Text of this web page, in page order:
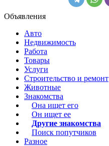
Объявления
Авто
Недвижимость
Работа
Товары
Услуги
Строительство и ремонт
Животные
Знакомства
Она ищет его
Он ищет ее
Другие знакомства
Поиск попутчиков
Разное